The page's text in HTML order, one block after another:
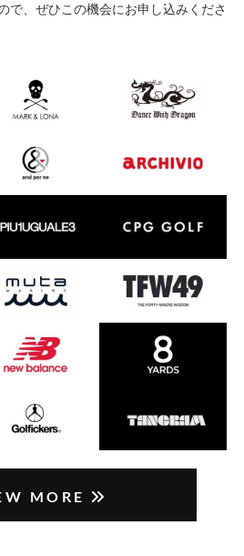
で、ぜひこの機会にお申し込みくださ
MORE